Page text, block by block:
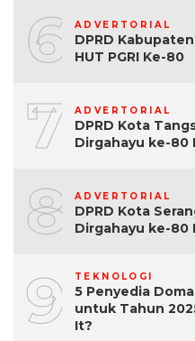
6 ADVERTORIAL
DPRD
HUT PGRI Ke-80
7 ADVERTORIAL
DPRD Kota
Dirgahayu ke-80
8 ADVERTORIAL
DPRD Kota
Dirgahayu ke-80
9 TEKNOLOGI
5 Penyedia
untuk Tahun
It?